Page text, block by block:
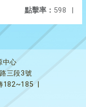
點擊率： 598 |
中心
三段3號
182~185